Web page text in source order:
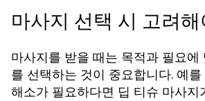
마사지 선택 시 고려
마사지를 받을 때는 목적과 필요에
를 선택하는 것이 중요합니다. 예
해소가 필요하다면 딥 티슈 마사지